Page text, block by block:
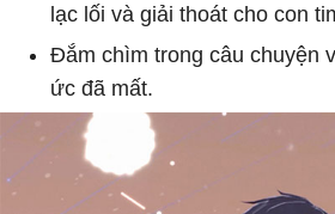
lạc lối và giải thoát cho con
Đắm chìm trong câu chuyện
ức đã mất.